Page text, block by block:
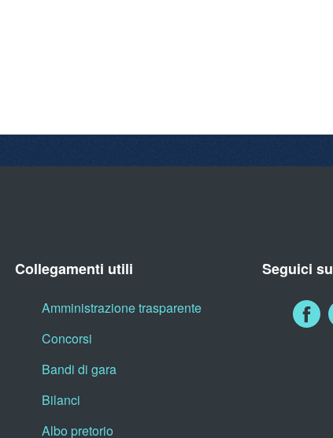
Collegamenti utili
Amministrazione trasparente
Concorsi
Bandi di gara
Bilanci
Albo pretorio
Seguici su